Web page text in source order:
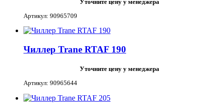
Уточните цену у менеджера
Артикул: 90965709
Чиллер Trane RTAF 190
Уточните цену у менеджера
Артикул: 90965644